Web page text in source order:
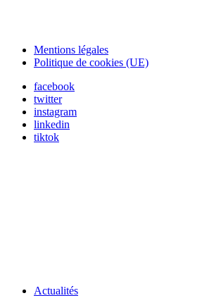
Mentions légales
Politique de cookies (UE)
facebook
twitter
instagram
linkedin
tiktok
Actualités